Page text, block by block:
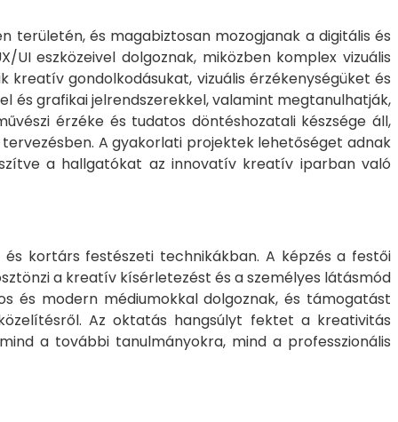
területén, és magabiztosan mozogjanak a digitális és
eszközeivel dolgoznak, miközben komplex vizuális
gondolkodásukat, vizuális érzékenységüket és
és grafikai jelrendszerekkel, valamint megtanulhatják,
érzéke és tudatos döntéshozatali készsége áll,
A gyakorlati projektek lehetőséget adnak
a hallgatókat az innovatív kreatív iparban való
kortárs festészeti technikákban. A képzés a festői
a kreatív kísérletezést és a személyes látásmód
és modern médiumokkal dolgoznak, és támogatást
Az oktatás hangsúlyt fektet a kreativitás
a további tanulmányokra, mind a professzionális